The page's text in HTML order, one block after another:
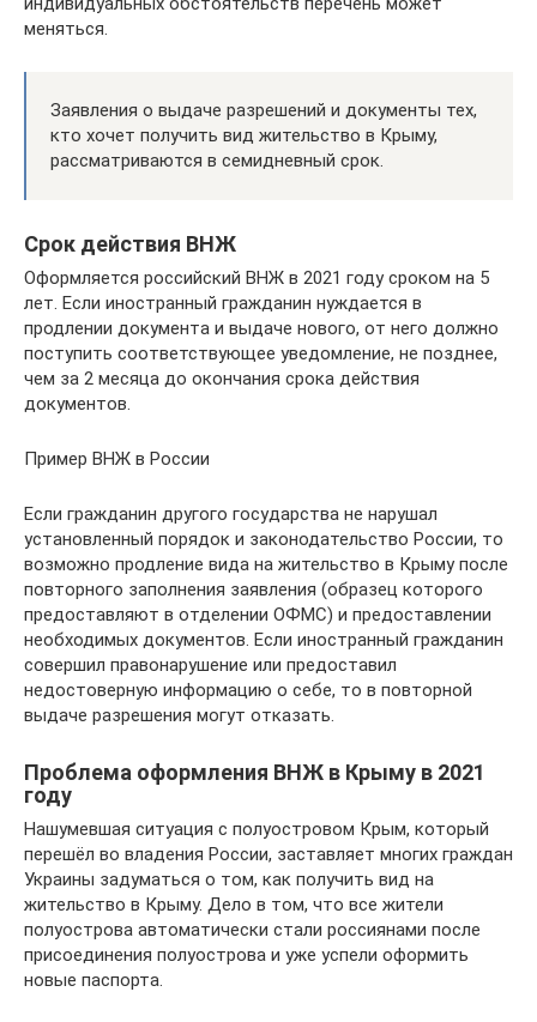
меняться.
Заявления о выдаче разрешений и документы тех,
кто хочет получить вид жительство в Крыму,
рассматриваются в семидневный срок.
Срок действия ВНЖ
Оформляется российский ВНЖ в 2021 году сроком на 5
лет. Если иностранный гражданин нуждается в
продлении документа и выдаче нового, от него должно
поступить соответствующее уведомление, не позднее,
чем за 2 месяца до окончания срока действия
документов.
Пример ВНЖ в России
Если гражданин другого государства не нарушал
установленный порядок и законодательство России, то
возможно продление вида на жительство в Крыму после
повторного заполнения заявления (образец которого
предоставляют в отделении ОФМС) и предоставлении
необходимых документов. Если иностранный гражданин
совершил правонарушение или предоставил
недостоверную информацию о себе, то в повторной
выдаче разрешения могут отказать.
Проблема оформления ВНЖ в Крыму в 2021
году
Нашумевшая ситуация с полуостровом Крым, который
перешёл во владения России, заставляет многих граждан
Украины задуматься о том, как получить вид на
жительство в Крыму. Дело в том, что все жители
полуострова автоматически стали россиянами после
присоединения полуострова и уже успели оформить
новые паспорта.